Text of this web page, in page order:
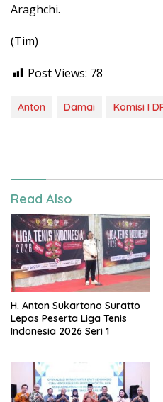
Araghchi.
(Tim)
Post Views: 78
Anton Damai Komisi I
Read Also
H. Anton Sukartono Suratto
Lepas Peserta Liga Tenis
Indonesia 2026 Seri 1